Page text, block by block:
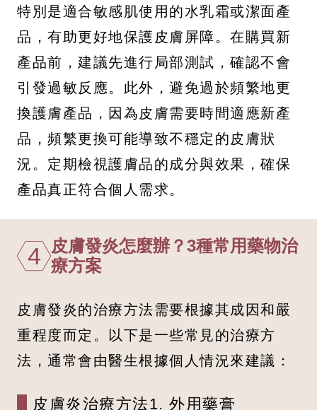
特別是適合敏感肌使用的水乳霜或潔面產
品，有助更好地保護皮膚屏障。在購買新
產品前，建議先進行局部測試，確認不會
引發過敏反應。此外，避免過於頻繁地更
換護膚產品，因為皮膚需要時間適應新產
品，頻繁更換可能導致不穩定的皮膚狀
況。定期檢視護膚品的成分與效果，確保
產品真正符合個人需求。
4
皮膚發炎怎麼辦？3種常用藥物治
療方案
皮膚發炎的治療方法需要根據其成因和嚴
重程度而定。以下是一些常見的治療方
法，通常會由醫生根據個人情況來建議：
皮膚炎治療方法1. 外用藥膏